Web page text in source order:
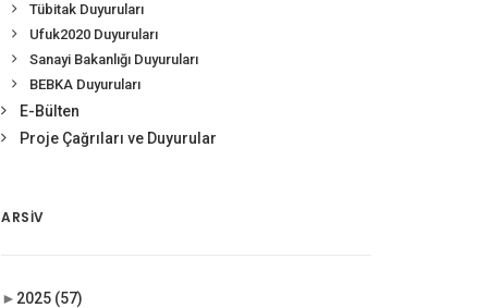
Tübitak Duyuruları
Ufuk2020 Duyuruları
Sanayi Bakanlığı Duyuruları
BEBKA Duyuruları
E-Bülten
Proje Çağrıları ve Duyurular
ARSIV
► 2025 (57)